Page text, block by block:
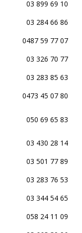
03 899 69 10
03 284 66 86
0487 59 77 07
03 326 70 77
03 283 85 63
0473 45 07 80
050 69 65 83
03 430 28 14
03 501 77 89
03 283 76 53
03 344 54 65
058 24 11 09